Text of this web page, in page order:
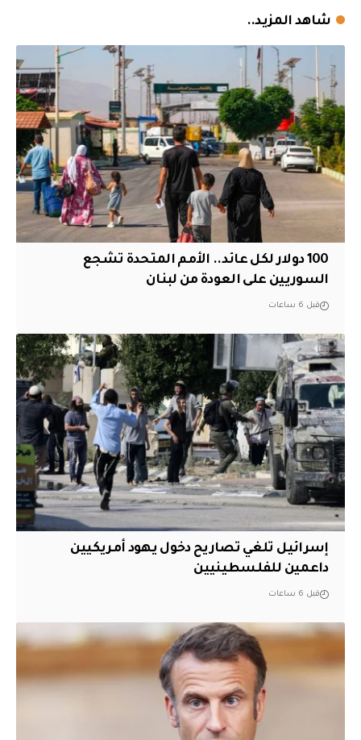
شاهد المزيد..
100 دولار لكل عائد.. الأمم المتحدة تشجع
السوريين على العودة من لبنان
قبل 6 ساعات
إسرائيل تلغي تصاريح دخول يهود أمريكيين
داعمين للفلسطينيين
قبل 6 ساعات